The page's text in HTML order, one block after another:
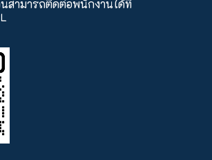
สามารถติดต่อพนักงานได้ที่